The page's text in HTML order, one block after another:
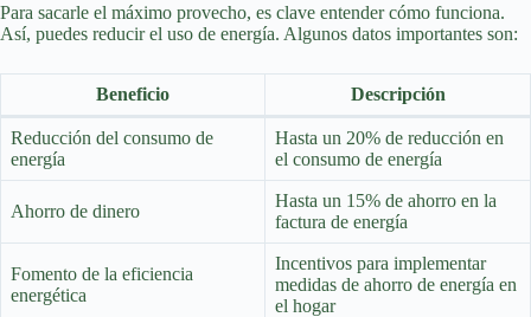
Para sacarle el máximo provecho, es clave entender cómo funciona.
Así, puedes reducir el uso de energía. Algunos datos importantes son:
Beneficio Descripción
Reducción del consumo de
energía
Hasta un 20% de reducción en
el consumo de energía
Ahorro de dinero
Hasta un 15% de ahorro en la
factura de energía
Fomento de la eficiencia
energética
Incentivos para implementar
medidas de ahorro de energía en
el hogar